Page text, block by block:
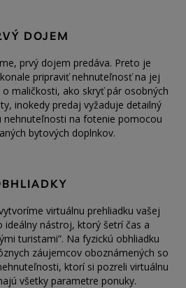
DOJEM
prvý dojem predáva. Preto je
pripraviť nehnuteľnosť na jej
o maličkosti, ako skryť pár osobných
inokedy predaj vyžaduje detailný
nehnuteľnosti na fotenie pomocou
bytových doplnkov.
virtuálnu prehliadku vašej
nástroj, ktorý šetrí čas a
turistami”. Na fyzickú obhliadku
záujemcov oboznámených so
ktorí si pozreli virtuálnu
všetky parametre ponuky.